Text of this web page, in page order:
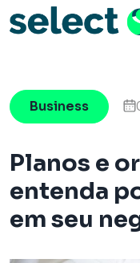
Menu de
Business
Planos e
entenda
em seu